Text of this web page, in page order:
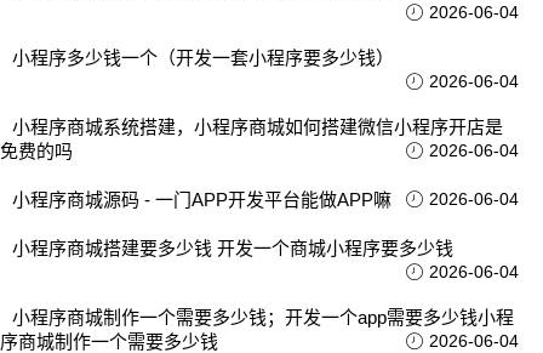
2026-06-04
小程序多少钱一个（开发一套小程序要多少钱）
2026-06-04
小程序商城系统搭建，小程序商城如何搭建微信小程序开店是
免费的吗
2026-06-04
小程序商城源码 - 一门APP开发平台能做APP嘛 2026-06-04
小程序商城搭建要多少钱 开发一个商城小程序要多少钱
2026-06-04
小程序商城制作一个需要多少钱；开发一个app需要多少钱小程
序商城制作一个需要多少钱
2026-06-04